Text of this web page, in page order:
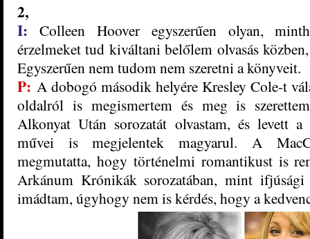
2,
I: Colleen Hoover egyszerűen olyan,
érzelmeket tud kiváltani belőlem olvasás
Egyszerűen nem tudom nem szeretni a könyveit.
P: A dobogó második helyére Kresley Cole-t
oldalról is megismertem és meg is
Alkonyat Után sorozatát olvastam, és levett a
művei is megjelentek magyarul. A
megmutatta, hogy történelmi romantikust is
Arkánum Krónikák sorozatában, mint
imádtam, úgyhogy nem is kérdés, hogy a